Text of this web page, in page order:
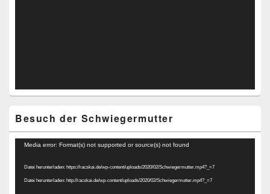
Besuch der Schwiegermutter
Video-
Media error: Format(s) not supported or source(s) not found
Datei herunterladen: https://racskai.de/wp-content/uploads/2020/02/Schwiegermutter.mp4?_=7
Datei herunterladen: http://racskai.de/wp-content/uploads/2020/02/Schwiegermutter.mp4?_=7